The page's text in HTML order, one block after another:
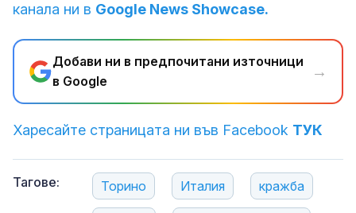
канала ни в Google News Showcase.
Добави ни в предпочитани източници
в Google
→
Харесайте страницата ни във Facebook ТУК
Тагове: Торино Италия кражба